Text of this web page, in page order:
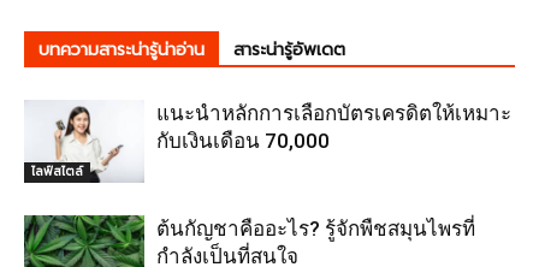
บทความสาระน่ารู้น่าอ่าน สาระน่ารู้อัพเดต
ไลฟ์สไตล์
แนะนำหลักการเลือกบัตรเครดิตให้เหมาะ
กับเงินเดือน 70,000
ต้นกัญชาคืออะไร? รู้จักพืชสมุนไพรที่
กำลังเป็นที่สนใจ